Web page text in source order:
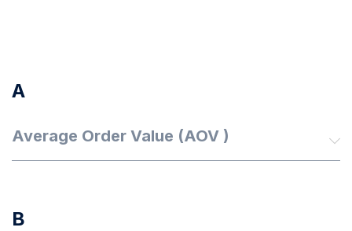
A
Average Order Value (AOV )
B